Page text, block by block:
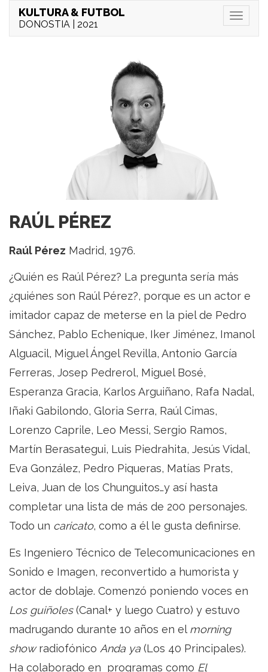
Menu
KULTURA & FUTBOL
DONOSTIA | 2021
RAÚL PÉREZ
Raúl Pérez Madrid, 1976.
¿Quién es Raúl Pérez? La pregunta sería más
¿quiénes son Raúl Pérez?, porque es un actor e
imitador capaz de meterse en la piel de Pedro
Sánchez, Pablo Echenique, Iker Jiménez, Imanol
Alguacil, Miguel Ángel Revilla, Antonio García
Ferreras, Josep Pedrerol, Miguel Bosé,
Esperanza Gracia, Karlos Arguiñano, Rafa Nadal,
Iñaki Gabilondo, Gloria Serra, Raúl Cimas,
Lorenzo Caprile, Leo Messi, Sergio Ramos,
Martín Berasategui, Luis Piedrahita, Jesús Vidal,
Eva González, Pedro Piqueras, Matías Prats,
Leiva, Juan de los Chunguitos…y así hasta
completar una lista de más de 200 personajes.
Todo un caricato, como a él le gusta definirse.
Es Ingeniero Técnico de Telecomunicaciones en
Sonido e Imagen, reconvertido a humorista y
actor de doblaje. Comenzó poniendo voces en
Los guiñoles(Canal+ y luego Cuatro) y estuvo
madrugando durante 10 años en el morning
showradiofónico Anda ya (Los 40 Principales).
Ha colaborado en programas como El